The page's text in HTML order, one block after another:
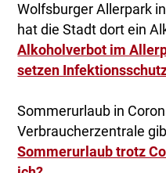
Wolfsburger Allerpark
hat die Stadt dort ein
Alkoholverbot im
setzen
Sommerurlaub in
Verbraucherzentrale
Sommerurlaub trotz